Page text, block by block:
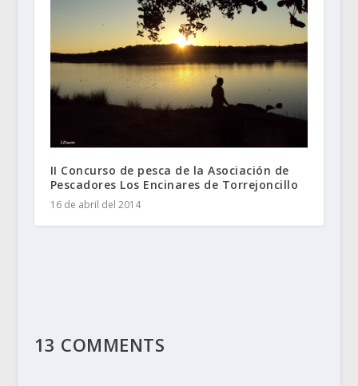
II Concurso de pesca de la Asociación de
Pescadores Los Encinares de Torrejoncillo
16 de abril del 2014
13 COMMENTS